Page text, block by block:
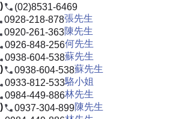
(02)8531-6469
0928-218-878張先生
0920-261-363陳先生
0926-848-256何先生
0938-604-538蘇先生
0938-604-538蘇先生
0933-812-533駱小姐
0984-449-886林先生
0937-304-899陳先生